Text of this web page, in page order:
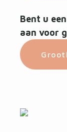
Bent u
aan voor